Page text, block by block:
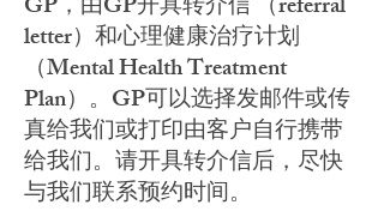
GP，由GP开具转介信 （referral
letter）和心理健康治疗计划
（Mental Health Treatment
Plan）。GP可以选择发邮件或传
真给我们或打印由客户自行携带
给我们。请开具转介信后，尽快
与我们联系预约时间。